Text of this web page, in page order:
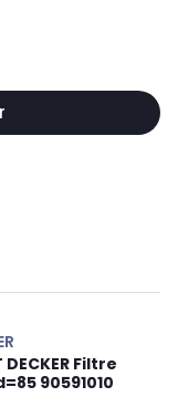
DECKER Filtre
90591010